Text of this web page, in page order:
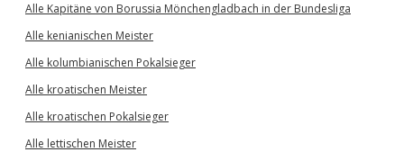
Alle Kapitäne von Borussia Mönchengladbach in der Bundesliga
Alle kenianischen Meister
Alle kolumbianischen Pokalsieger
Alle kroatischen Meister
Alle kroatischen Pokalsieger
Alle lettischen Meister